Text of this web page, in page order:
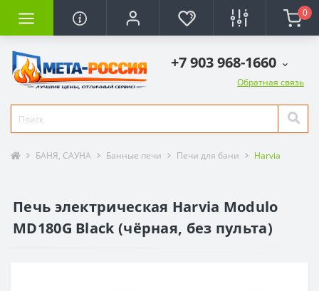
0
+7 903 968-1660
Обратная связь
БАНЯ, САУНА Банные печи Печи для бани Harvia
Печь электрическая Harvia Modulo
MD180G Black (чёрная, без пульта)